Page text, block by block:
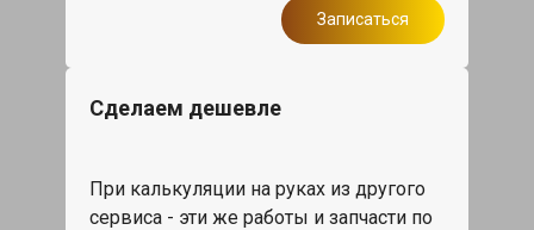
Записаться
Сделаем дешевле
При калькуляции на руках из другого
сервиса - эти же работы и запчасти по